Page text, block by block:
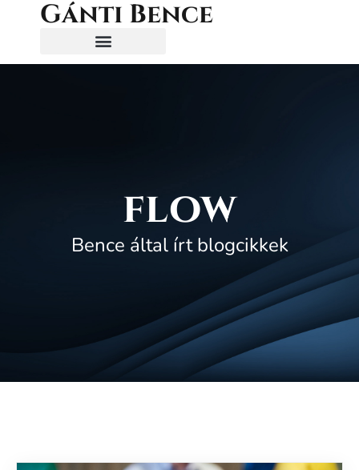
Gánti Bence
flow
Bence által írt blogcikkek